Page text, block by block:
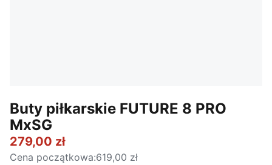
Buty piłkarskie FUTURE 8 PRO
MxSG
279,00 zł
Cena początkowa:619,00 zł